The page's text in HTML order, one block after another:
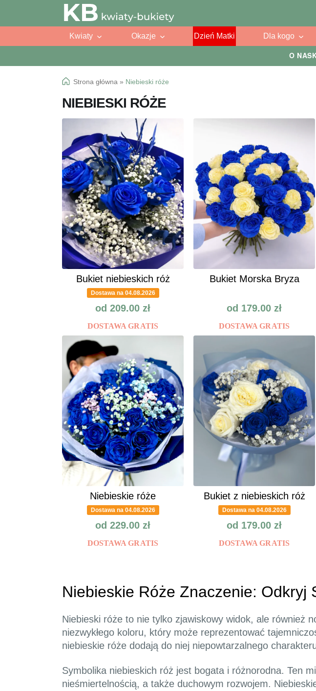
O NAS
Przejdź
do
Przejdź
do
Kwiaty Okazje Dzień Matki Dla kogo
Strona główna » Niebieski róże
NIEBIESKI RÓŻE
Bukiet niebieskich róż
Dostawa na 04.08.2026
od 209.00 zł
DOSTAWA GRATIS
Bukiet Morska Bryza
od 179.00 zł
DOSTAWA GRATIS
Niebieskie róże
Dostawa na 04.08.2026
od 229.00 zł
DOSTAWA GRATIS
Bukiet z niebieskich róż
Dostawa na 04.08.2026
od 179.00 zł
DOSTAWA GRATIS
Niebieskie Róże Znaczenie: Odkryj
Niebieski róże to nie tylko zjawiskowy widok, ale również
niezwykłego koloru, który może reprezentować
niebieskie róże dodają do niej niepowtarzalnego
Symbolika niebieskich róż jest bogata i różnorodna. Ten
nieśmiertelnością, a także duchowym rozwojem.